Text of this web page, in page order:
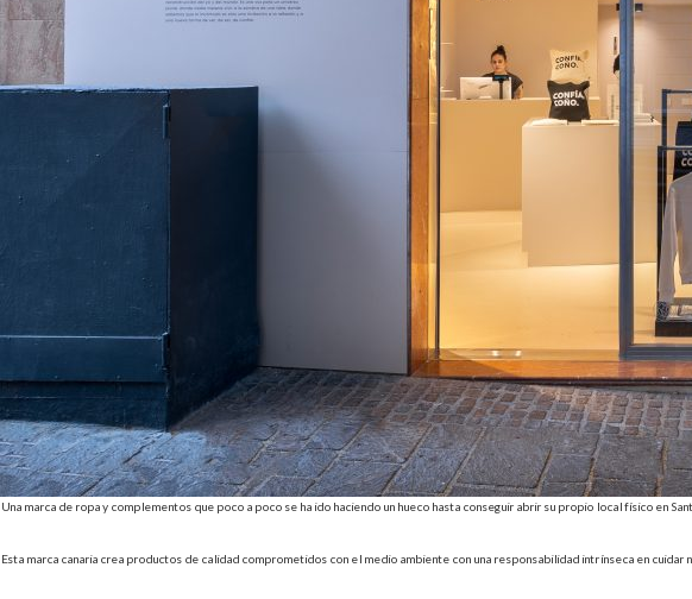
Una marca de ropa y complementos que poco a poco se ha ido haciendo un hueco hasta conseguir abrir su propio local físico en
Esta marca canaria crea productos de calidad comprometidos con el medio ambiente con una responsabilidad intrínseca en cuidar